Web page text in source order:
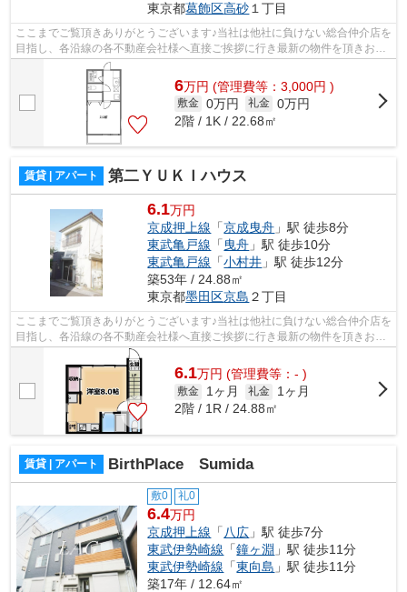
東京都葛飾区高砂 １丁目
ここまでご覧頂きありがとうございます♪当社は他社に負けない総合仲介店を
目指し、各沿線の各不動産会社様へ直接ご挨拶に行き最新の物件を頂きお客
様へ提供しております！最新の情報は...
6万円 (管理費等：3,000円 )
敷金 0万円 礼金 0万円
2階 / 1K / 22.68㎡
賃貸 | アパート 第二ＹＵＫＩハウス
6.1万円
京成押上線 「京成曳舟 」駅 徒歩8分
東武亀戸線 「 曳舟 」駅 徒歩10分
東武亀戸線 「小村井 」駅 徒歩12分
築53年 / 24.88㎡
東京都墨田区京島 ２丁目
ここまでご覧頂きありがとうございます♪当社は他社に負けない総合仲介店を
目指し、各沿線の各不動産会社様へ直接ご挨拶に行き最新の物件を頂きお客
様へ提供しております！最新の情報は...
6.1万円 (管理費等：- )
敷金 1ヶ月 礼金
1ヶ月
2階 / 1R / 24.88㎡
賃貸 | アパート BirthPlace Sumida
敷0 礼0
6.4万円
京成押上線 「 八広 」駅 徒歩7分
東武伊勢崎線 「鐘ヶ淵 」駅 徒歩11分
東武伊勢崎線 「東向島 」駅 徒歩11分
築17年 / 12.64㎡